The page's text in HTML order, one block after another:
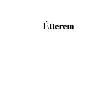
Étterem